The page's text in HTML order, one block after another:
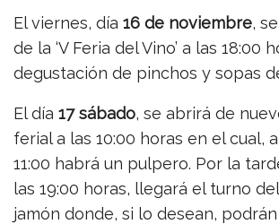
El viernes, día 16 de noviembre,
de la ‘V Feria del Vino’ a las 18:00
degustación de pinchos y sopas
El día 17 sábado, se abrirá de
ferial a las 10:00 horas en el cual,
11:00 habrá un pulpero. Por la
las 19:00 horas, llegará el turno
jamón donde, si lo desean,